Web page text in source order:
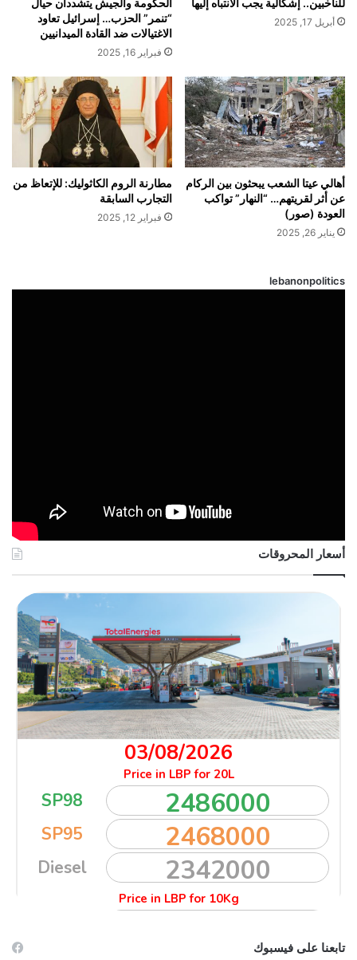
للناخبين.. إشكالية يجب الانتباه إليها
أبريل 17, 2025
الحكومة والجيش يتشددان حيال
“تنمر” الحزب… إسرائيل تعاود
الاغتيالات ضد القادة الميدانيين
فبراير 16, 2025
أهالي عيتا الشعب يبحثون بين الركام
عن أثر لقريتهم… “النهار” تواكب
العودة (صور)
يناير 26, 2025
مطارنة الروم الكاثوليك: للإتعاظ من
التجارب السابقة
فبراير 12, 2025
lebanonpolitics
أسعار المحروقات
تابعنا على فيسبوك